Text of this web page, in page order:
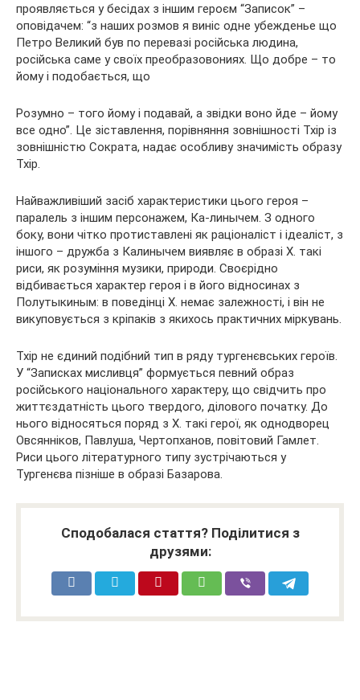
проявляється у бесідах з іншим героєм “Записок” –
оповідачем: “з наших розмов я виніс одне убежденье що
Петро Великий був по перевазі російська людина,
російська саме у своїх преобразовониях. Що добре – то
йому і подобається, що
Розумно – того йому і подавай, а звідки воно йде – йому
все одно”. Це зіставлення, порівняння зовнішності Тхір із
зовнішністю Сократа, надає особливу значимість образу
Тхір.
Найважливіший засіб характеристики цього героя –
паралель з іншим персонажем, Ка-линычем. З одного
боку, вони чітко протиставлені як раціоналіст і ідеаліст, з
іншого – дружба з Калинычем виявляє в образі X. такі
риси, як розуміння музики, природи. Своєрідно
відбивається характер героя і в його відносинах з
Полутыкиным: в поведінці X. немає залежності, і він не
викуповується з кріпаків з якихось практичних міркувань.
Тхір не єдиний подібний тип в ряду тургенєвських героїв.
У “Записках мисливця” формується певний образ
російського національного характеру, що свідчить про
життєздатність цього твердого, ділового початку. До
нього відносяться поряд з X. такі герої, як однодворец
Овсянніков, Павлуша, Чертопханов, повітовий Гамлет.
Риси цього літературного типу зустрічаються у
Тургенєва пізніше в образі Базарова.
Сподобалася стаття? Поділитися з
друзями: